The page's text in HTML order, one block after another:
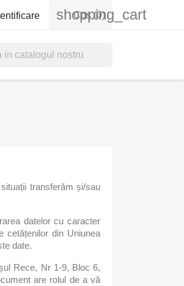
shopping_cart
Cos (0)
transferăm și/sau
datelor cu caracter
cetățenilor din Uniunea
date.
Rece, Nr 1-9, Bloc 6,
are rolul de a vă